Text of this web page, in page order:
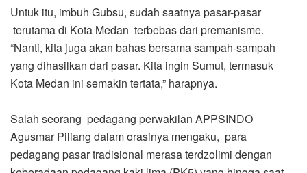
Untuk itu, imbuh Gubsu, sudah saatnya pasar-pasar
terutama di Kota Medan terbebas dari premanisme.
“Nanti, kita juga akan bahas bersama sampah-sampah
yang dihasilkan dari pasar. Kita ingin Sumut, termasuk
Kota Medan ini semakin tertata,” harapnya.
Salah seorang pedagang perwakilan APPSINDO
Agusmar Piliang dalam orasinya mengaku, para
pedagang pasar tradisional merasa terdzolimi dengan